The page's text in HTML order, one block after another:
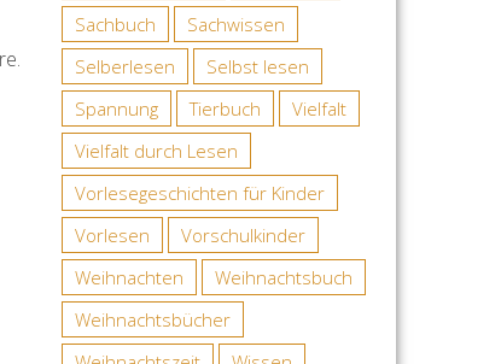
Sachbuch
Sachwissen
Selberlesen
Selbst lesen
Spannung
Tierbuch
Vielfalt
Vielfalt durch Lesen
Vorlesegeschichten für Kinder
Vorlesen
Vorschulkinder
Weihnachten
Weihnachtsbuch
Weihnachtsbücher